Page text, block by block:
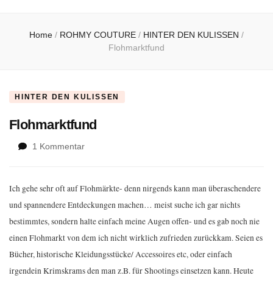
Home / ROHMY COUTURE / HINTER DEN KULISSEN /
Flohmarktfund
HINTER DEN KULISSEN
Flohmarktfund
1 Kommentarzu
Ich gehe sehr oft auf Flohmärkte- denn nirgends kann man überaschendere
und spannendere Entdeckungen machen… meist suche ich gar nichts
bestimmtes, sondern halte einfach meine Augen offen- und es gab noch nie
einen Flohmarkt von dem ich nicht wirklich zufrieden zurückkam. Seien es
Bücher, historische Kleidungsstücke/ Accessoires etc, oder einfach
irgendein Krimskrams den man z.B. für Shootings einsetzen kann. Heute